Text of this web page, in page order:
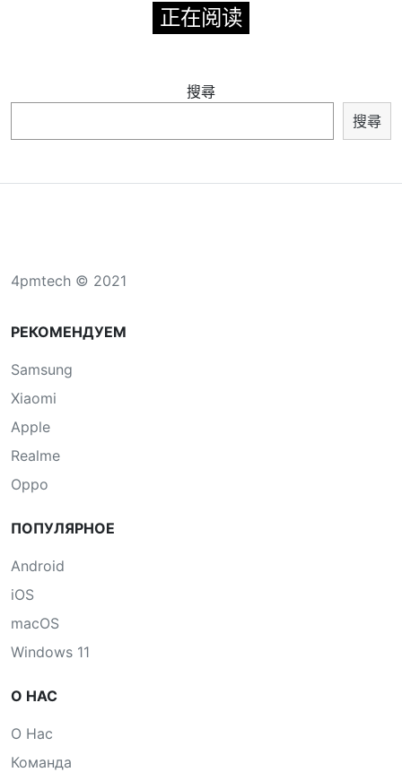
正在阅读
搜尋
搜尋
4pmtech © 2021
РЕКОМЕНДУЕМ
Samsung
Xiaomi
Apple
Realme
Oppo
ПОПУЛЯРНОЕ
Android
iOS
macOS
Windows 11
О НАС
О Нас
Команда